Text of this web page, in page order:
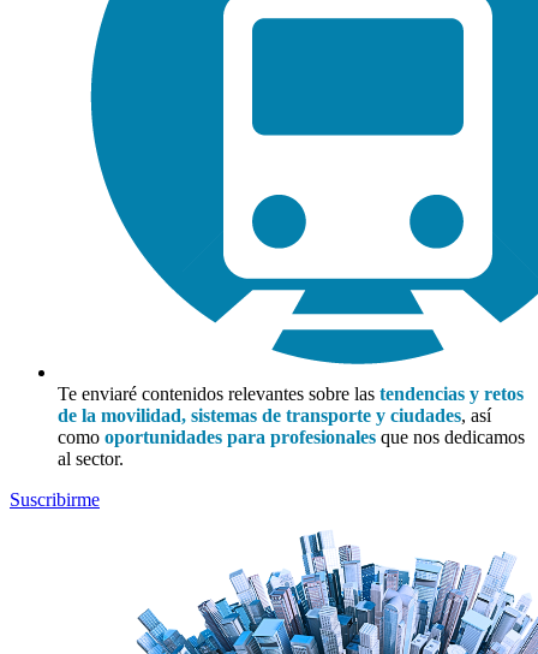
Te enviaré contenidos relevantes sobre las tendencias y retos
de la movilidad, sistemas de transporte y ciudades, así
como oportunidades para profesionales que nos dedicamos
al sector.
Suscribirme